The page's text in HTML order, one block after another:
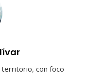
con foco